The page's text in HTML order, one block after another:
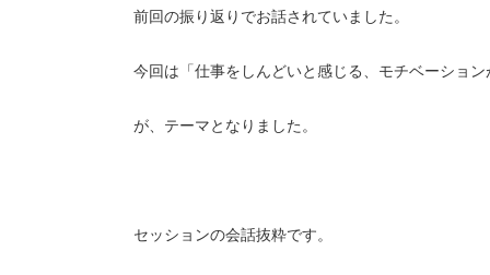
前回の振り返りでお話されていました。
今回は「仕事をしんどいと感じる、モチベーション
が、テーマとなりました。
セッションの会話抜粋です。